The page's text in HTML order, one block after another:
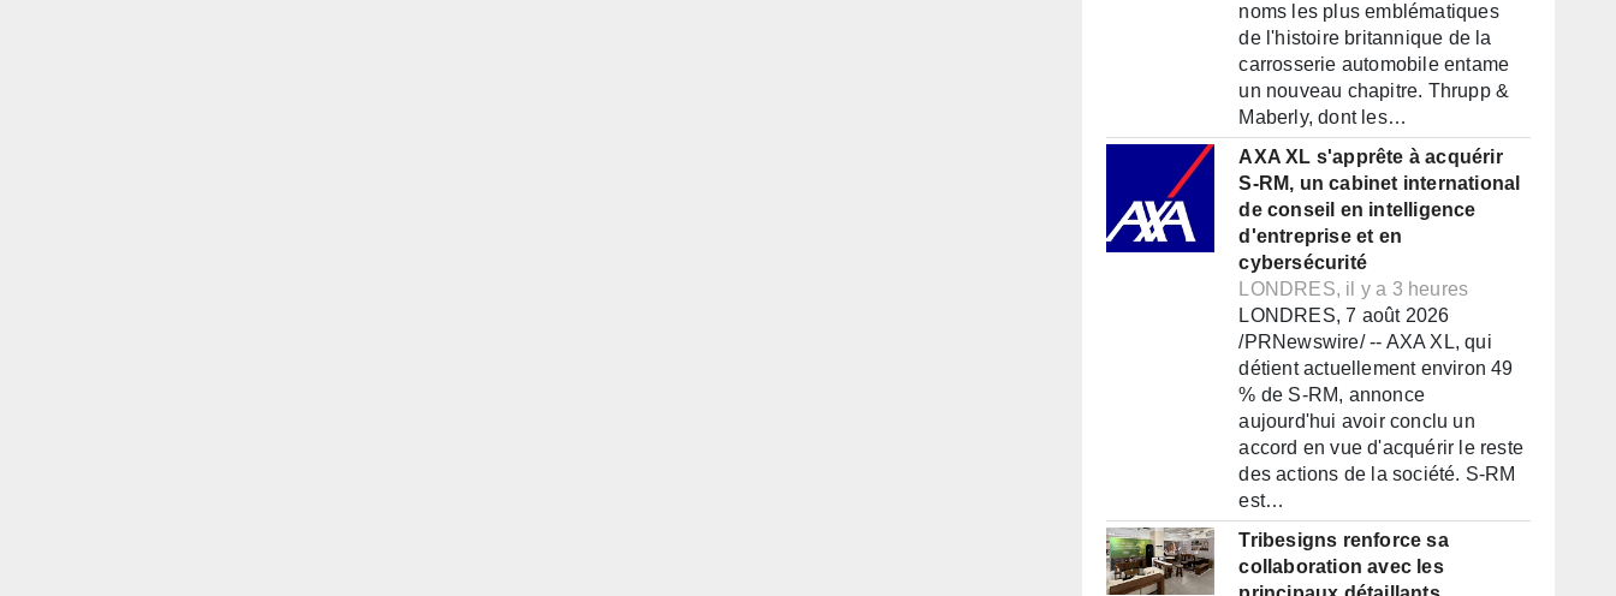
noms les plus emblématiques
de l'histoire britannique de la
carrosserie automobile entame
un nouveau chapitre. Thrupp &
Maberly, dont les…
AXA XL s'apprête à acquérir
S-RM, un cabinet international
de conseil en intelligence
d'entreprise et en
cybersécurité
LONDRES, il y a 3 heures
LONDRES, 7 août 2026
/PRNewswire/ -- AXA XL, qui
détient actuellement environ 49
% de S-RM, annonce
aujourd'hui avoir conclu un
accord en vue d'acquérir le reste
des actions de la société. S-RM
est…
Tribesigns renforce sa
collaboration avec les